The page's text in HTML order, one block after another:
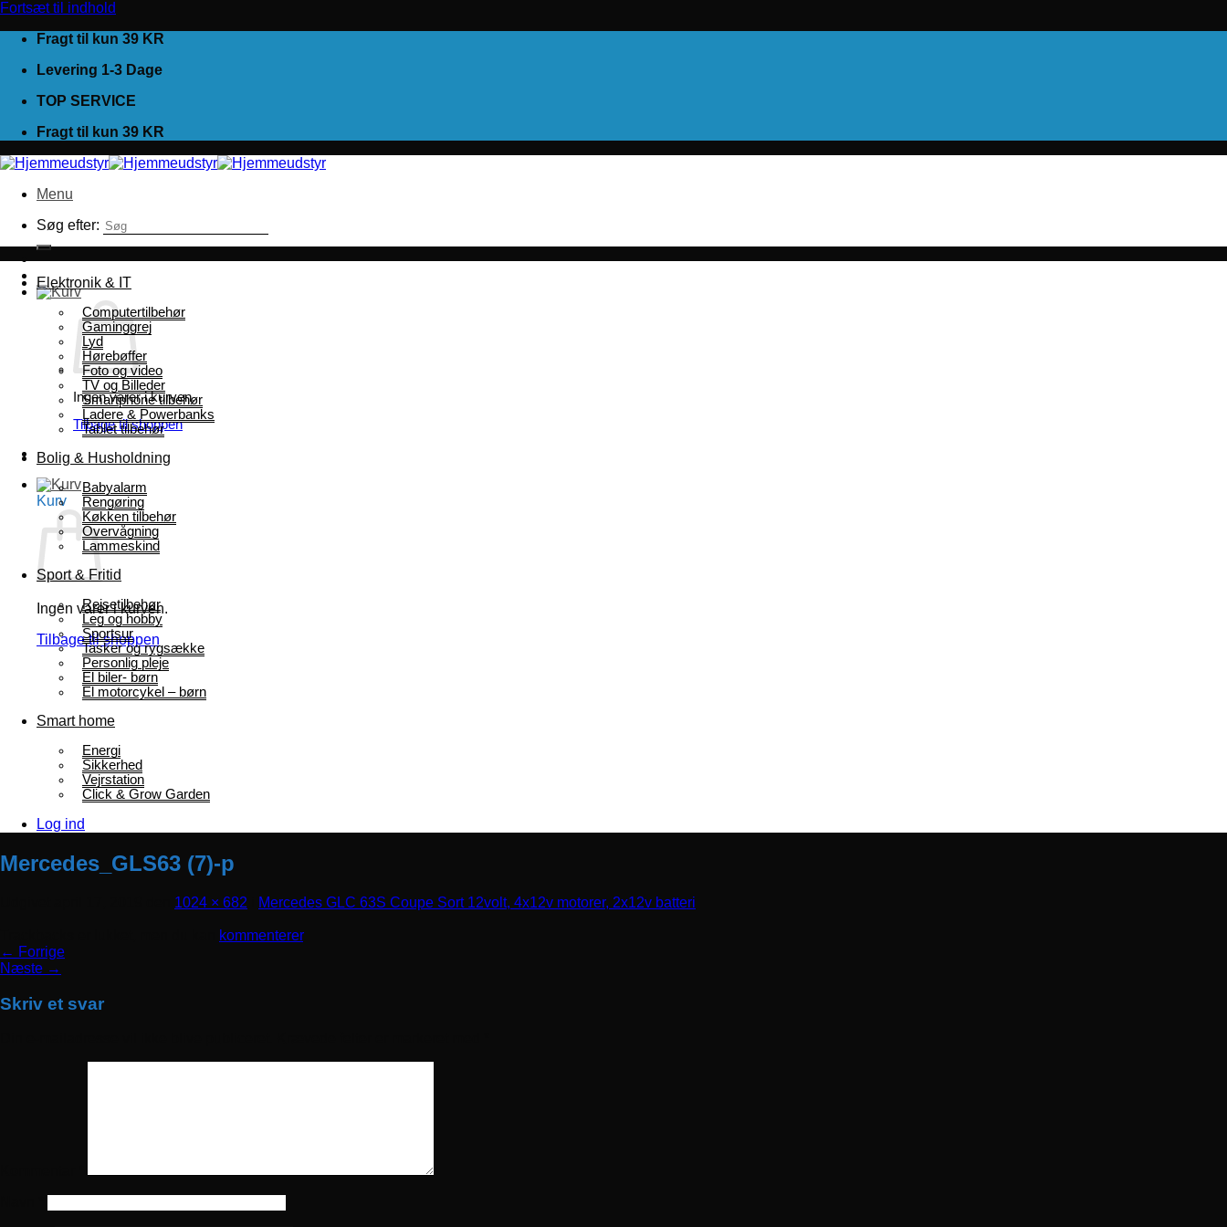
Fortsæt til indhold
Fragt til kun 39 KR
Levering 1-3 Dage
TOP SERVICE
Fragt til kun 39 KR
Menu
Søg efter:
Ingen varer i kurven.
Tilbage til shoppen
Kurv
Ingen varer i kurven.
Tilbage til shoppen
Elektronik & IT
Computertilbehør
Gaminggrej
Lyd
Hørebøffer
Foto og video
TV og Billeder
Smartphone tilbehør
Ladere & Powerbanks
Tablet tilbehør
Bolig & Husholdning
Babyalarm
Rengøring
Køkken tilbehør
Overvågning
Lammeskind
Sport & Fritid
Rejsetilbehør
Leg og hobby
Sportsur
Tasker og rygsække
Personlig pleje
El biler- børn
El motorcykel – børn
Smart home
Energi
Sikkerhed
Vejrstation
Click & Grow Garden
Log ind
Mercedes_GLS63 (7)-p
1024 × 682 Mercedes GLC 63S Coupe Sort 12volt, 4x12v motorer, 2x12v batteri
kommenterer.
← Forrige
Næste →
Skriv et svar